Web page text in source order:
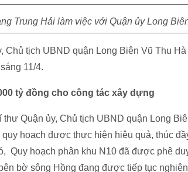
Trung Hải làm việc với Quận ủy Long
Chủ tịch UBND quận Long Biên Vũ Thu
11/4.
tỷ đồng cho công tác xây dựng
Quận ủy, Chủ tịch UBND quận Long
hoạch được thực hiện hiệu quả, thúc
Quy hoạch phân khu N10 đã được phê
bờ sông Hồng đang được tiếp tục